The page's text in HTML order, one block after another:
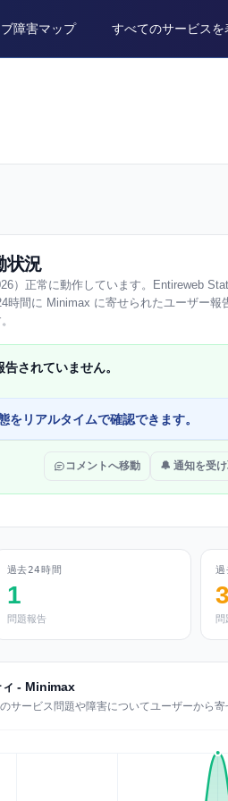
障害マップ すべてのサービスを
状況
）正常に動作しています。Entireweb
時間に Minimax に寄せられたユーザー報
されていません。
をリアルタイムで確認できます。
コメントへ移動 🔔 通知を受
過去24時間
1
問題報告
過
問
ィ - Minimax
サービス問題や障害についてユーザーから寄